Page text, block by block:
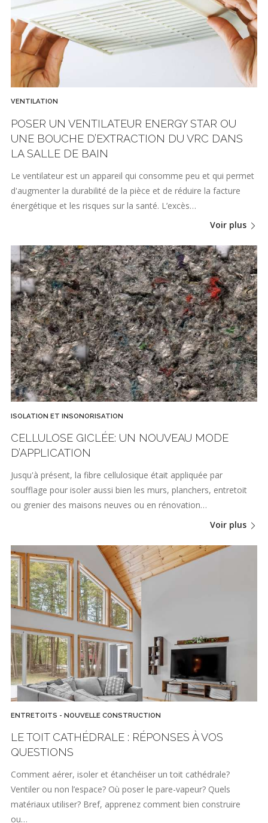
VENTILATION
POSER UN VENTILATEUR ENERGY STAR OU
UNE BOUCHE D’EXTRACTION DU VRC DANS
LA SALLE DE BAIN
Le ventilateur est un appareil qui consomme peu et qui permet
d'augmenter la durabilité de la pièce et de réduire la facture
énergétique et les risques sur la santé. L’excès…
Voir plus
ISOLATION ET INSONORISATION
CELLULOSE GICLÉE: UN NOUVEAU MODE
D’APPLICATION
Jusqu'à présent, la fibre cellulosique était appliquée par
soufflage pour isoler aussi bien les murs, planchers, entretoit
ou grenier des maisons neuves ou en rénovation…
Voir plus
ENTRETOITS - NOUVELLE CONSTRUCTION
LE TOIT CATHÉDRALE : RÉPONSES À VOS
QUESTIONS
Comment aérer, isoler et étanchéiser un toit cathédrale?
Ventiler ou non l’espace? Où poser le pare-vapeur? Quels
matériaux utiliser? Bref, apprenez comment bien construire
ou…